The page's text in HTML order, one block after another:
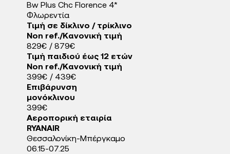
Bw Plus Chc Florence 4*
Φλωρεντία
Τιμή σε δίκλινο / τρίκλινο
Non ref./Κανονική τιμή
829€ / 879€
Τιμή παιδιού έως 12 ετών
Non ref./Κανονική τιμή
399€ / 439€
Eπιβάρυνση
μονόκλινου
399€
Αεροπορική εταιρία
RYANAIR
Θεσσαλονίκη-Μπέργκαμο
06.15-07.25